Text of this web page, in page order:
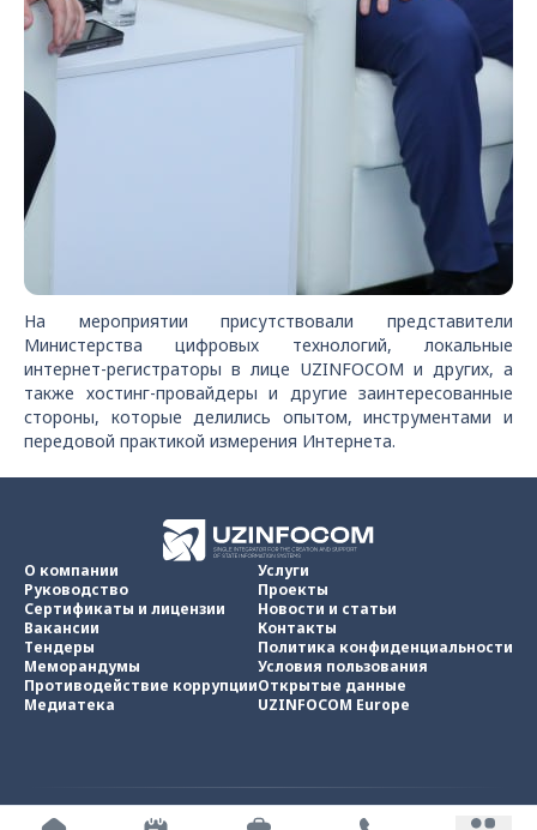
На мероприятии присутствовали представители
Министерства цифровых технологий, локальные
интернет-регистраторы в лице UZINFOCOM и других, а
также хостинг-провайдеры и другие заинтересованные
стороны, которые делились опытом, инструментами и
передовой практикой измерения Интернета.
О компании
Руководство
Сертификаты и лицензии
Вакансии
Тендеры
Меморандумы
Противодействие коррупции
Медиатека
Услуги
Проекты
Новости и статьи
Контакты
Политика конфиденциальности
Условия пользования
Открытые данные
UZINFOCOM Europe
UZINFOCOM © 2002 - 2026 Все права защищены